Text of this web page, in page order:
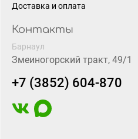
Доставка и оплата
Контакты
Барнаул
Змеиногорский тракт, 49/1
+7 (3852) 604-870